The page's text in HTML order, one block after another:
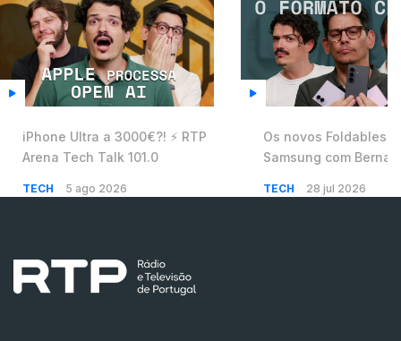
iPhone Ultra a 3000€?! ⚡️ RTP
Arena Tech Talk 101.0
TECH 5 ago 2026
Os novos Foldables
Samsung com
100.0
TECH 28 jul 2026